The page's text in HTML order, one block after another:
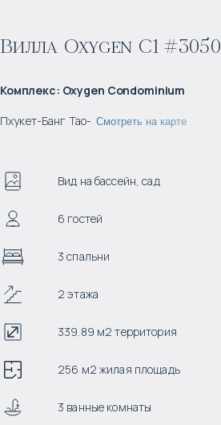
Вилла Oxygen C1 #3050
Комплекс: Oxygen Condominium
Пхукет-Банг Тао- Смотреть на карте
Вид на бассейн, сад
6 гостей
3 спальни
2 этажа
339.89 м2 территория
256 м2 жилая площадь
3 ванные комнаты